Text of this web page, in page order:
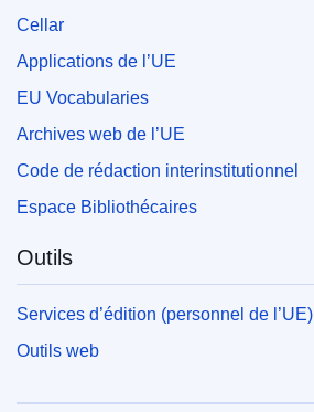
Cellar
Applications de l’UE
EU Vocabularies
Archives web de l’UE
Code de rédaction interinstitutionnel
Espace Bibliothécaires
Outils
Services d’édition (personnel de l’UE)
Outils web